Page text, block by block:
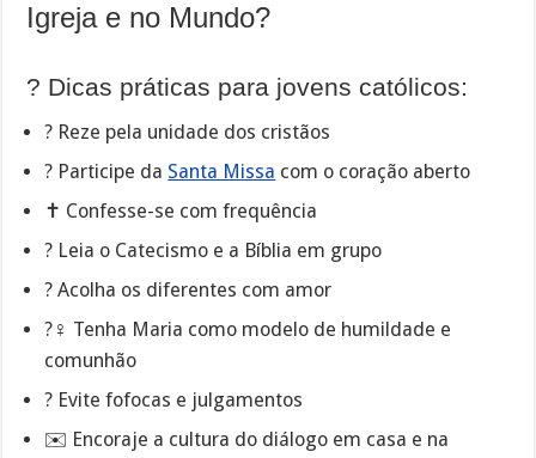
Igreja e no Mundo?
?️ Dicas práticas para jovens católicos:
? Reze pela unidade dos cristãos
? Participe da Santa Missa com o coração aberto
✝️ Confesse-se com frequência
? Leia o Catecismo e a Bíblia em grupo
? Acolha os diferentes com amor
?‍♀️ Tenha Maria como modelo de humildade e
comunhão
? Evite fofocas e julgamentos
✉️ Encoraje a cultura do diálogo em casa e na